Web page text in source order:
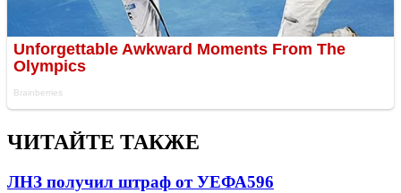
ЧИТАЙТЕ ТАКЖЕ
ЛНЗ получил штраф от УЕФА596